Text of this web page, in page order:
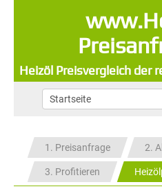
Heizöl Preisvergleich der
1. Preisanfrage 2.
3. Profitieren